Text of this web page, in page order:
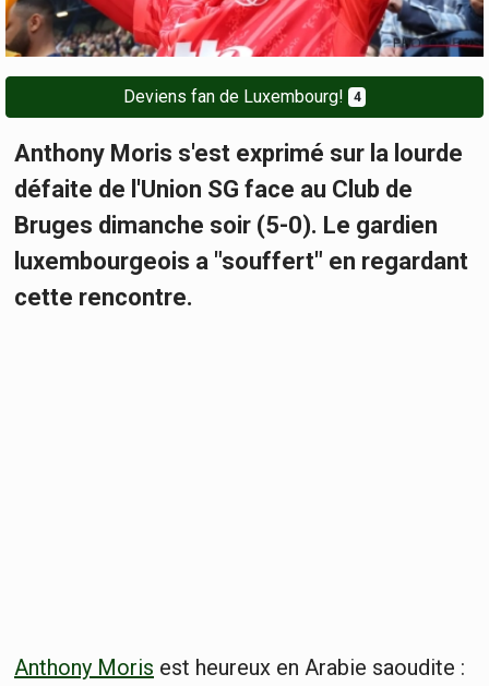
Deviens fan de Luxembourg! 4
Anthony Moris s'est exprimé sur la lourde
défaite de l'Union SG face au Club de
Bruges dimanche soir (5-0). Le gardien
luxembourgeois a "souffert" en regardant
cette rencontre.
Anthony Moris est heureux en Arabie saoudite :